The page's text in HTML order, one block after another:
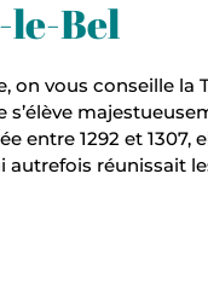
le-Bel
on vous conseille la
s’élève
entre 1292 et 1307,
réunissait